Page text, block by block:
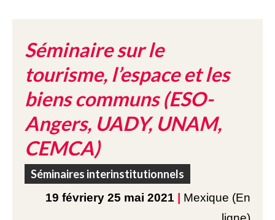
Séminaire sur le
tourisme, l’espace et les
biens communs (ESO-
Angers, UADY, UNAM,
CEMCA)
Séminaires interinstitutionnels
19 févriery 25 mai 2021
Mexique (En